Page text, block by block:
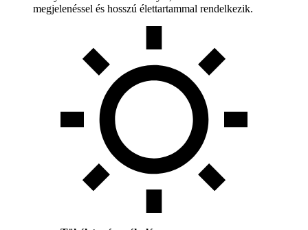
megjelenéssel és hosszú élettartammal rendelkezik.